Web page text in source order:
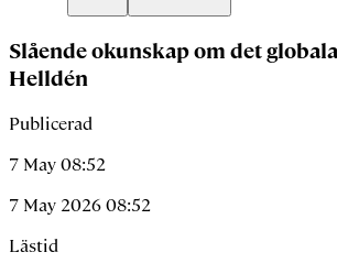
Slående okunskap om det
Helldén
Publicerad
7 May 08:52
7 May 2026 08:52
Lästid